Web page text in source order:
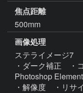
焦点距離
500mm
画像処理
ステライメージ7
・ダーク補正　・
Photoshop
・解像度　・リサ